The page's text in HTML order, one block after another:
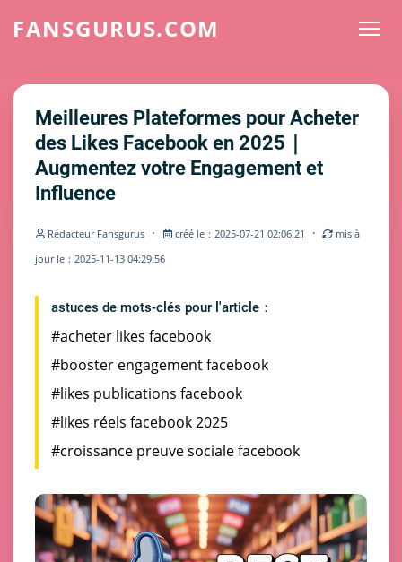
FANSGURUS.COM
Meilleures Plateformes pour Acheter
des Likes Facebook en 2025｜
Augmentez votre Engagement et
Influence
Rédacteur Fansgurus · créé le：2025-07-21 02:06:21 ·
mis à
jour le：2025-11-13 04:29:56
astuces de mots-clés pour l'article：
#acheter likes facebook
#booster engagement facebook
#likes publications facebook
#likes réels facebook 2025
#croissance preuve sociale facebook